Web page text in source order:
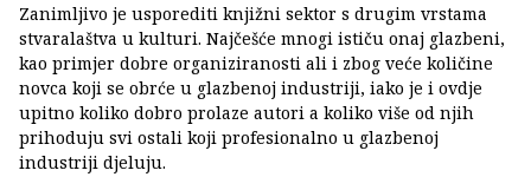
Zanimljivo je usporediti knjižni sektor s drugim vrstama
stvaralaštva u kulturi. Najčešće mnogi ističu onaj glazbeni,
kao primjer dobre organiziranosti ali i zbog veće količine
novca koji se obrće u glazbenoj industriji, iako je i ovdje
upitno koliko dobro prolaze autori a koliko više od njih
prihoduju svi ostali koji profesionalno u glazbenoj
industriji djeluju.